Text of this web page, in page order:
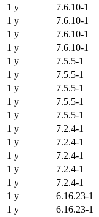
1 y
7.6.10-1
1 y
7.6.10-1
1 y
7.6.10-1
1 y
7.6.10-1
1 y
7.5.5-1
1 y
7.5.5-1
1 y
7.5.5-1
1 y
7.5.5-1
1 y
7.5.5-1
1 y
7.2.4-1
1 y
7.2.4-1
1 y
7.2.4-1
1 y
7.2.4-1
1 y
7.2.4-1
1 y
6.16.23-1
1 y
6.16.23-1